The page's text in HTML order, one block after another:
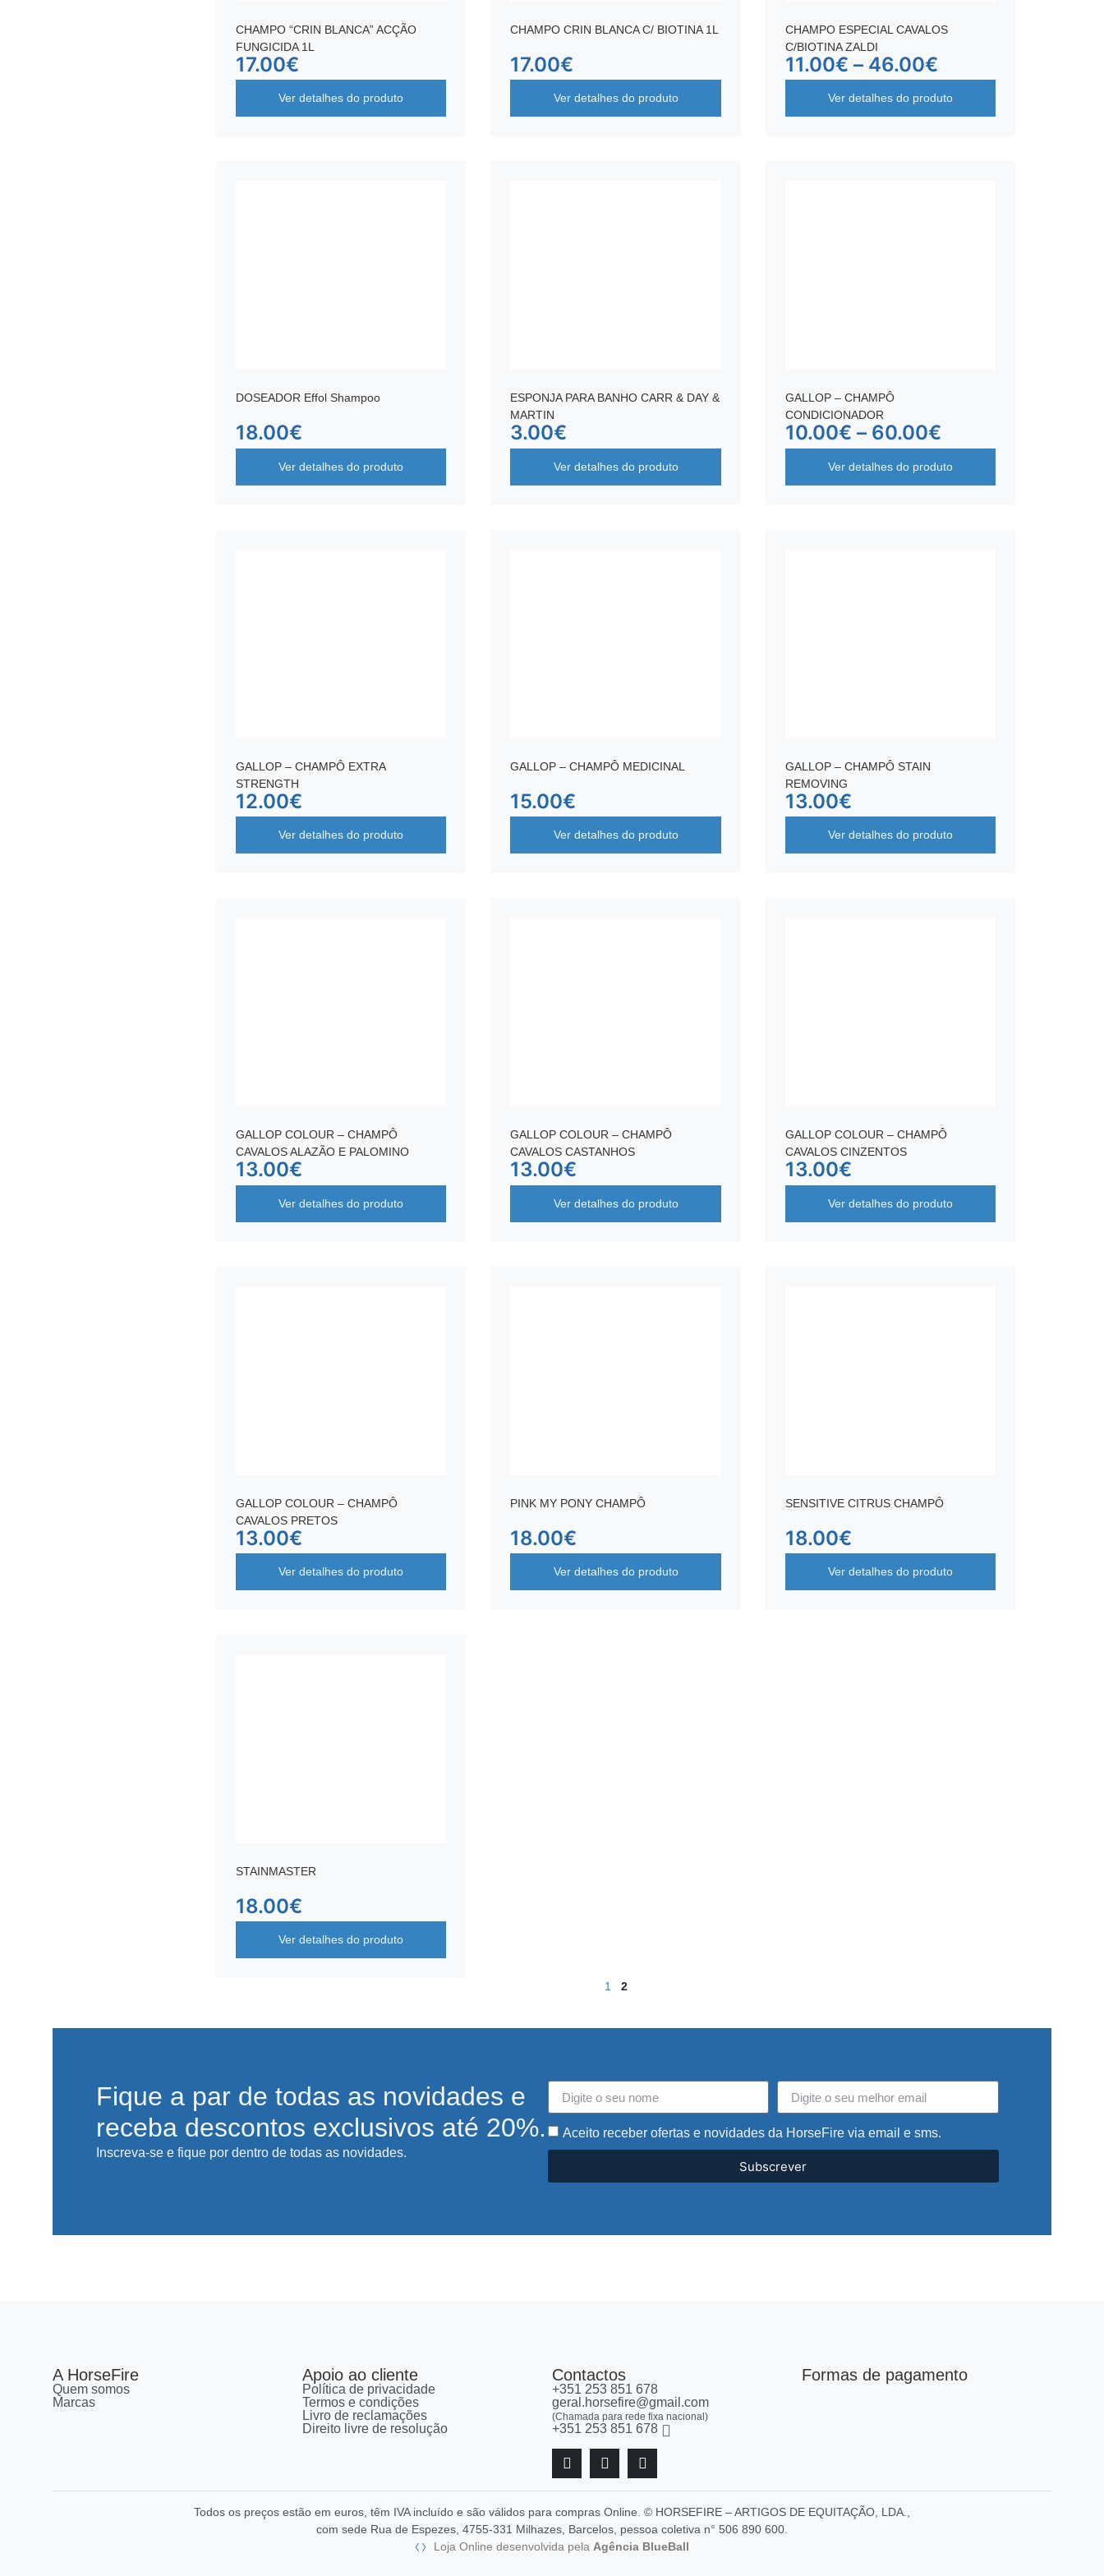
CHAMPO “CRIN BLANCA” ACÇÃO
FUNGICIDA 1L
17.00€
Ver detalhes do produto
CHAMPO CRIN BLANCA C/ BIOTINA 1L
17.00€
Ver detalhes do produto
CHAMPO ESPECIAL CAVALOS
C/BIOTINA ZALDI
11.00€ – 46.00€
Ver detalhes do produto
DOSEADOR Effol Shampoo
18.00€
Ver detalhes do produto
ESPONJA PARA BANHO CARR & DAY &
MARTIN
3.00€
Ver detalhes do produto
GALLOP – CHAMPÔ
CONDICIONADOR
10.00€ – 60.00€
Ver detalhes do produto
GALLOP – CHAMPÔ EXTRA
STRENGTH
12.00€
Ver detalhes do produto
GALLOP – CHAMPÔ MEDICINAL
15.00€
Ver detalhes do produto
GALLOP – CHAMPÔ STAIN
REMOVING
13.00€
Ver detalhes do produto
GALLOP COLOUR – CHAMPÔ
CAVALOS ALAZÃO E PALOMINO
13.00€
Ver detalhes do produto
GALLOP COLOUR – CHAMPÔ
CAVALOS CASTANHOS
13.00€
Ver detalhes do produto
GALLOP COLOUR – CHAMPÔ
CAVALOS CINZENTOS
13.00€
Ver detalhes do produto
GALLOP COLOUR – CHAMPÔ
CAVALOS PRETOS
13.00€
Ver detalhes do produto
PINK MY PONY CHAMPÔ
18.00€
Ver detalhes do produto
SENSITIVE CITRUS CHAMPÔ
18.00€
Ver detalhes do produto
STAINMASTER
18.00€
Ver detalhes do produto
1 2
Fique a par de todas as novidades e
receba descontos exclusivos até 20%.
Inscreva-se e fique por dentro de todas as novidades.
Aceito receber ofertas e novidades da HorseFire via email e sms.
Subscrever
A HorseFire
Quem somos
Marcas
Apoio ao cliente
Política de privacidade
Termos e condições
Livro de reclamações
Direito livre de resolução
Contactos
+351 253 851 678
geral.horsefire@gmail.com
(Chamada para rede fixa nacional)
+351 253 851 678
Formas de pagamento
Todos os preços estão em euros, têm IVA incluído e são válidos para compras Online. © HORSEFIRE – ARTIGOS DE EQUITAÇÃO, LDA.,
com sede Rua de Espezes, 4755-331 Milhazes, Barcelos, pessoa coletiva n° 506 890 600.
Loja Online desenvolvida pela Agência BlueBall